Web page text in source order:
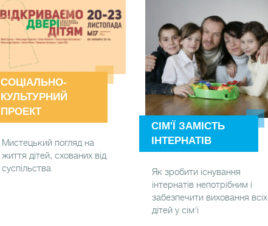
СОЦІАЛЬНО-
КУЛЬТУРНИЙ
ПРОЕКТ
Мистецький погляд на
життя дітей, схованих від
суспільства
СІМ'Ї ЗАМІСТЬ
ІНТЕРНАТІВ
Як зробити існування
інтернатів непотрібним і
забезпечити виховання всіх
дітей у сім'ї